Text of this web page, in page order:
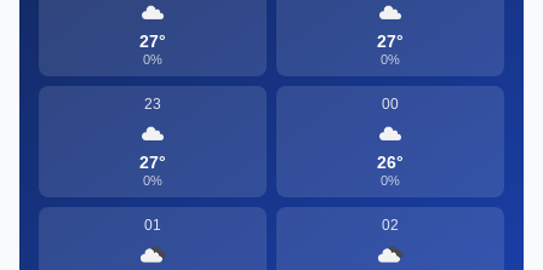
27°
0%
27°
0%
23
27°
0%
00
26°
0%
01 02